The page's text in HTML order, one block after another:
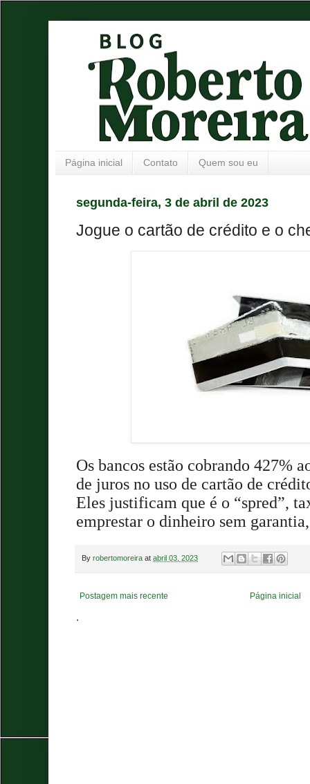
Página inicial Contato Quem sou eu
segunda-feira, 3 de abril de 2023
Jogue o cartão de crédito e o
Os bancos estão cobrando 427%
de juros no uso de cartão de
Eles justificam que é o “spred”,
emprestar o dinheiro sem
By robertomoreira at abril 03, 2023
Postagem mais recente Página inicial
.